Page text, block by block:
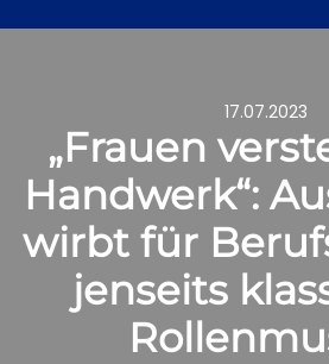
17.07.2023
„Frauen
Handwerk“:
wirbt für
jenseits